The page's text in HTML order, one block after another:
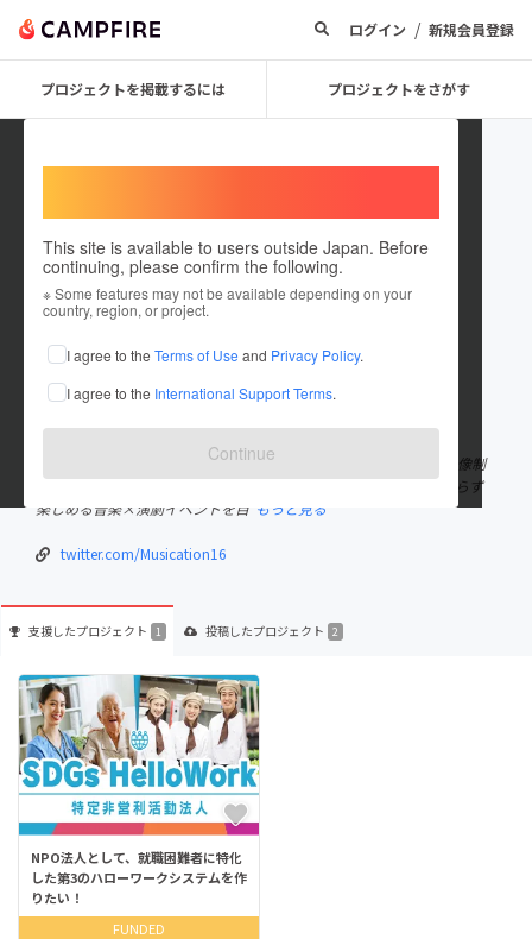
ログイン / 新規会員登録
プロジェクトを掲載するには プロジェクトをさがす
This site is available to users outside Japan. Before
continuing, please confirm the following.
※ Some features may not be available depending on your
country, region, or project.
I agree to the Terms of Use and Privacy Policy.
I agree to the International Support Terms.
Continue
MUSICACTION
これまでに1回支援して2件のプロジェクトを投稿しています
在住国：日本 現在地：東京都
出身国：日本 出身地：未設定
コンサルタント のプロフェッショナル『OFFICE BEE NEST』と映像制
作団体『株式会社Dream Ship』による、障がいのあるなしに関わらず
楽しめる音楽×演劇イベントを目 もっと見る
twitter.com/Musication16
支援したプロジェクト 1 投稿したプロジェクト 2
NPO法人として、就職困難者に特化
した第3のハローワークシステムを作
りたい！
FUNDED